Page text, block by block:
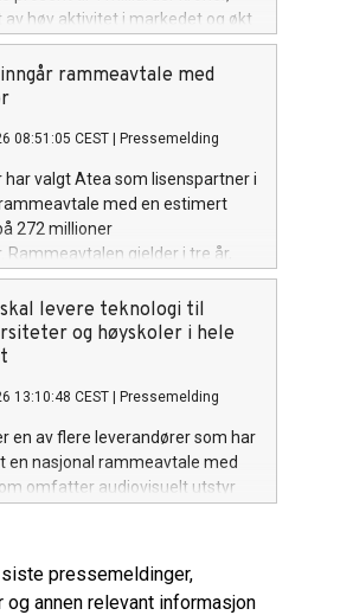
av høy aktivitet i markedet og økt
etter både IT-infrastruktur,
og konsulenttjenester.
rammeavtale med
08:51:05 CEST Pressemelding
har valgt Atea som lisenspartner i
med en estimert
272 millioner
Rammeavtalen gjelder i tre år,
for forlengelse til totalt
Avtalen omfatter Microsoft-
og tilhørende
og er et viktig steg i
levere teknologi til
og høyskoler i hele
13:10:48 CEST Pressemelding
en av flere leverandører som har
en nasjonal rammeavtale med
omfatter audiovisuelt utstyr
har en estimert verdi på 150 til
kroner årlig.
pressemeldinger,
annen relevant informasjon